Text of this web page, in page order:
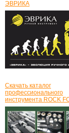
ЭВРИКА
Скачать каталог
профессионального
инструмента ROCK